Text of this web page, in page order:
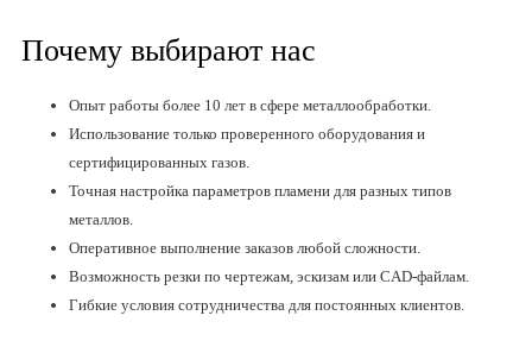
Почему выбирают нас
Опыт работы более 10 лет в сфере металлообработки.
Использование только проверенного оборудования и
сертифицированных газов.
Точная настройка параметров пламени для разных типов
металлов.
Оперативное выполнение заказов любой сложности.
Возможность резки по чертежам, эскизам или CAD-файлам.
Гибкие условия сотрудничества для постоянных клиентов.